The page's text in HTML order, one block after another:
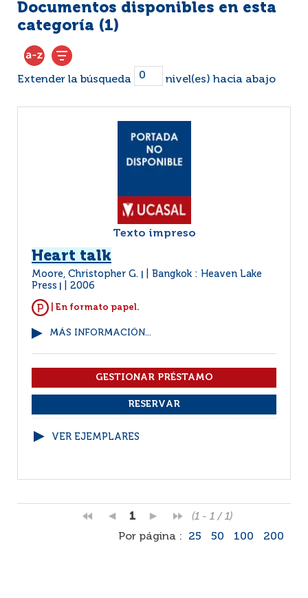
Documentos disponibles en esta
categoría (1)
Extender la búsqueda nivel(es) hacia abajo
Texto impreso
Heart talk
Moore, Christopher G.
Bangkok : Heaven Lake
Press
2006
| En formato papel.
MÁS INFORMACIÓN...
VER EJEMPLARES
1
(1 - 1 / 1)
Por página :
25 50 100 200